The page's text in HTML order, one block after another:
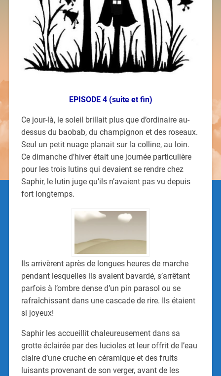
EPISODE 4 (suite et fin)
Ce jour-là, le soleil brillait plus que d’ordinaire au-
dessus du baobab, du champignon et des roseaux.
Seul un petit nuage planait sur la colline, au loin.
Ce dimanche d’hiver était une journée particulière
pour les trois lutins qui devaient se rendre chez
Saphir, le lutin juge qu’ils n’avaient pas vu depuis
fort longtemps.
Ils arrivèrent après de longues heures de marche
pendant lesquelles ils avaient bavardé, s’arrêtant
parfois à l’ombre dense d’un pin parasol ou se
rafraîchissant dans une cascade de rire. Ils étaient
si joyeux!
Saphir les accueillit chaleureusement dans sa
grotte éclairée par des lucioles et leur offrit de l’eau
claire d’une cruche en céramique et des fruits
luisants provenant de son verger, avant de les